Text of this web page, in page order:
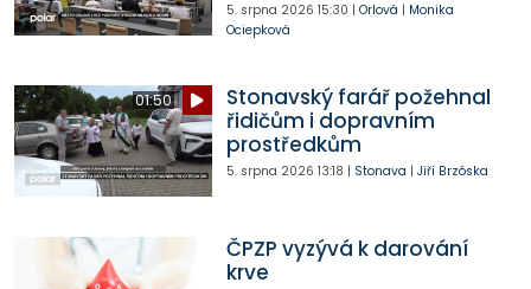
5. srpna 2026 15:30 | Orlová | Monika
Ociepková
01:50
Stonavský farář požehnal
řidičům i dopravním
prostředkům
5. srpna 2026 13:18 | Stonava | Jiří Brzóska
ČPZP vyzývá k darování
krve